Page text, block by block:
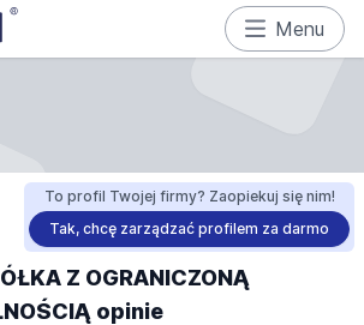
Menu
To profil Twojej firmy? Zaopiekuj się nim!
Tak, chcę zarządzać profilem za darmo
Z OGRANICZONĄ
opinie